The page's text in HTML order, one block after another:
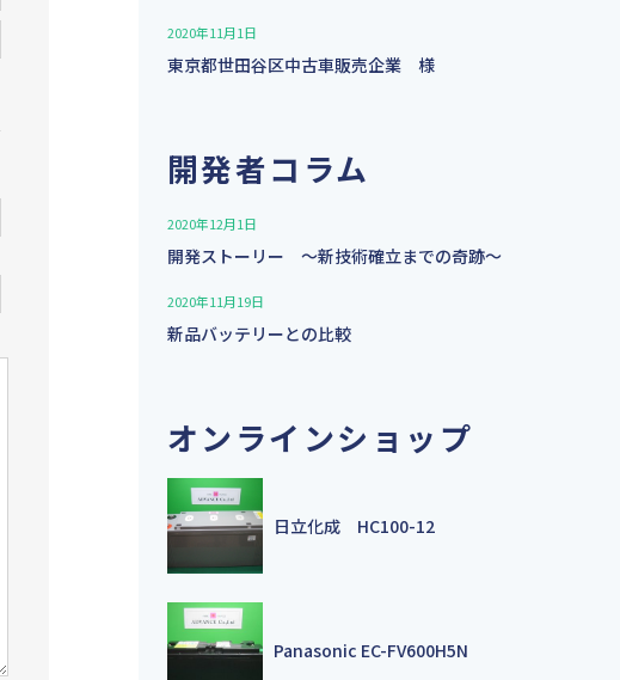
2020年11月1日
東京都世田谷区中古車販売企業 様
開発者コラム
2020年12月1日
開発ストーリー 〜新技術確立までの奇跡〜
2020年11月19日
新品バッテリーとの比較
オンラインショップ
日立化成 HC100-12
Panasonic EC-FV600H5N